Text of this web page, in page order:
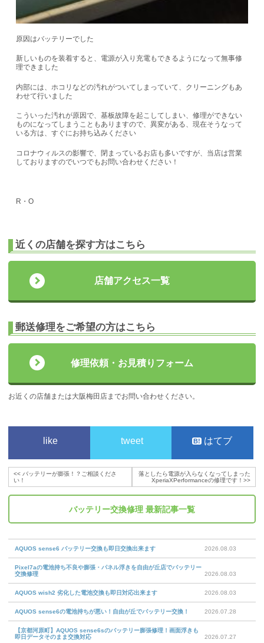
原因はバッテリーでした
新しいものを装着すると、電源が入り充電もできるようになって無事修
理できました
内部には、ホコリなどの汚れがついてしまっていて、クリーニングもあ
わせて行いました
こういった汚れが原因で、基板故障を起こしてしまい、修理ができない
ものになってしまうこともありますので、異変がある、現在そうなって
いる方は、すぐにお持ち込みください
コロナウィルスの影響で、閉まっているお店も多いですが、当店は営業
しておりますのでいつでもお問い合わせください！
R・O
近くの店舗を探す方はこちら
店舗アクセス一覧
郵送修理をご希望の方はこちら
修理依頼・お見積りフォーム
お近くの店舗または大阪梅田店までお問い合わせください。
like tweet はてブ
<<バッテリーが膨張！？ご相談くださ
い！
落としたら電源が入らなくなってしまった
XperiaXPerformanceの修理です！ >>
バッテリー交換修理 最新記事一覧
AQUOS sense6 バッテリー交換も即日交換出来ます 2026.08.03
Pixel7aの電池持ち不良や膨張・パネル浮きを自由が丘店でバッテリー
交換修理
2026.08.03
AQUOS wish2 劣化した電池交換も即日対応出来ます 2026.08.03
AQUOS sense6の電池持ちが悪い！自由が丘でバッテリー交換！ 2026.07.28
【京都河原町】AQUOS sense6sのバッテリー膨張修理！画面浮きも
即日データそのまま交換対応
2026.07.27